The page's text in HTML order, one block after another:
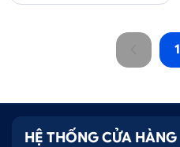
1
HỆ THỐNG CỬA HÀNG